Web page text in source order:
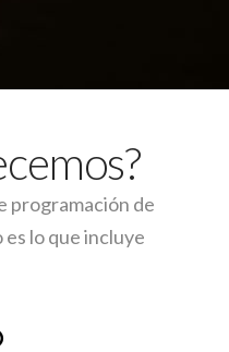
programación de
lo que incluye